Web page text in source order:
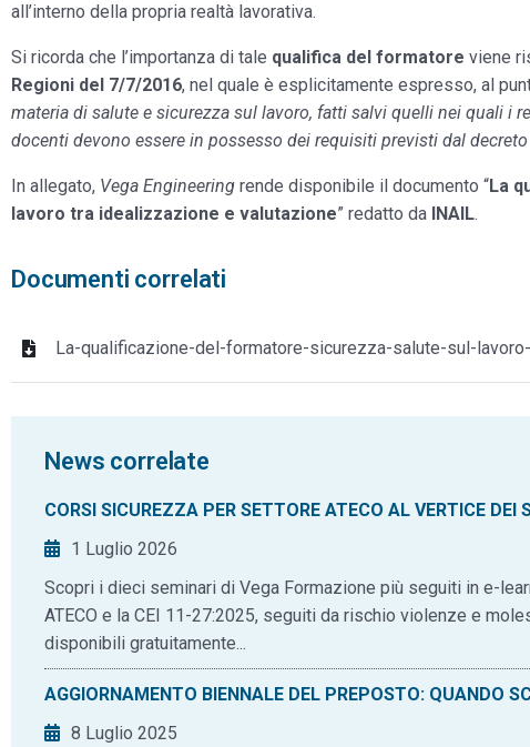
all’interno della propria realtà lavorativa.
Si ricorda che l’importanza di tale qualifica del formatore viene
Regioni del 7/7/2016, nel quale è esplicitamente espresso, al
materia di salute e sicurezza sul lavoro, fatti salvi quelli nei quali i
docenti devono essere in possesso dei requisiti previsti dal
In allegato, Vega Engineering rende disponibile il documento “La
lavoro tra idealizzazione e valutazione” redatto da INAIL.
Documenti correlati
La-qualificazione-del-formatore-sicurezza-salute-sul-
News correlate
CORSI SICUREZZA PER SETTORE ATECO AL VERTICE DEI
1 Luglio 2026
Scopri i dieci seminari di Vega Formazione più seguiti in e-
ATECO e la CEI 11-27:2025, seguiti da rischio violenze e
disponibili gratuitamente...
AGGIORNAMENTO BIENNALE DEL PREPOSTO: QUANDO
8 Luglio 2025